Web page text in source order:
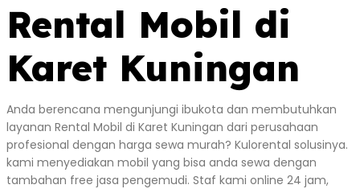
Rental Mobil di
Karet Kuningan
Anda berencana mengunjungi ibukota dan membutuhkan
layanan Rental Mobil di Karet Kuningan dari perusahaan
profesional dengan harga sewa murah? Kulorental solusinya.
kami menyediakan mobil yang bisa anda sewa dengan
tambahan free jasa pengemudi. Staf kami online 24 jam,